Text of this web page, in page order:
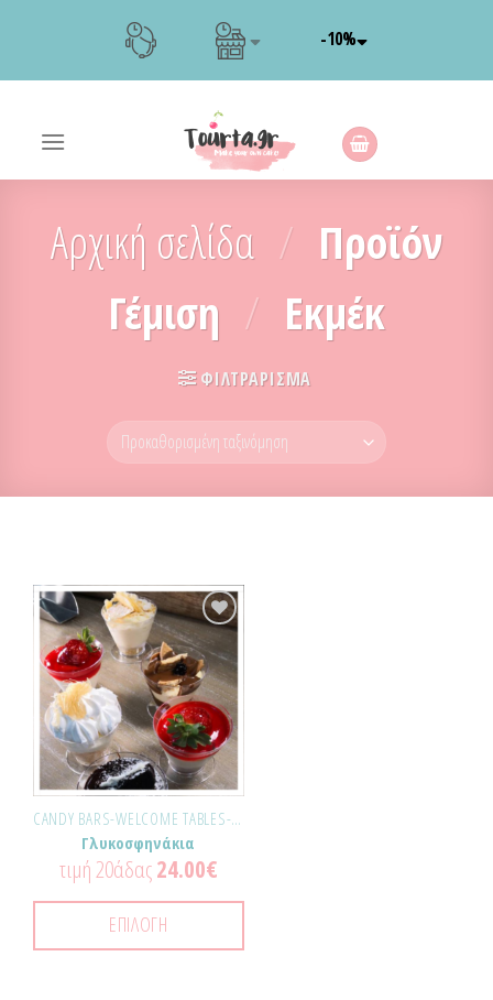
-10%
Αρχική σελίδα / Προϊόν
Γέμιση / Εκμέκ
ΦΙΛΤΡΆΡΙΣΜΑ
Προσθήκη
στα
Αγαπημένα!
CANDY BARS-WELCOME TABLES-ΕΚΔΗΛΏΣΕΙΣ
Γλυκοσφηνάκια
τιμή 20άδας24.00€
ΕΠΙΛΟΓΉ